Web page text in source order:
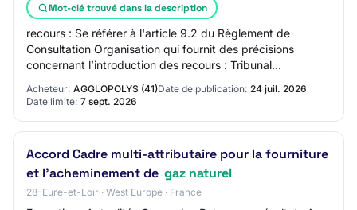
Mot-clé trouvé dans la description
recours : Se référer à l'article 9.2 du Règlement de
Consultation Organisation qui fournit des précisions
concernant l’introduction des recours : Tribunal
Administratif d'Orléans Organisation qui reç…
Acheteur: AGGLOPOLYS (41)Date de publication: 24 juil. 2026
Date limite: 7 sept. 2026
Accord Cadre multi-attributaire pour la fourniture
et l'acheminement de gaz naturel
28-Eure-et-Loir · West Europe · France